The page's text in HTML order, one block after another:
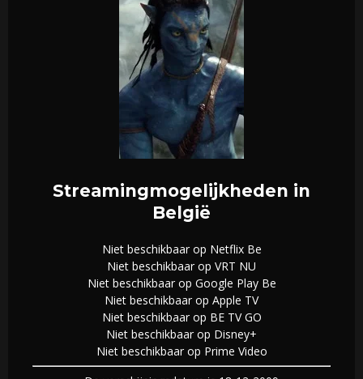
Streamingmogelijkheden in
België
Niet beschikbaar op Netflix Be
Niet beschikbaar op VRT NU
Niet beschikbaar op Google Play Be
Niet beschikbaar op Apple TV
Niet beschikbaar op BE TV GO
Niet beschikbaar op Disney+
Niet beschikbaar op Prime Video